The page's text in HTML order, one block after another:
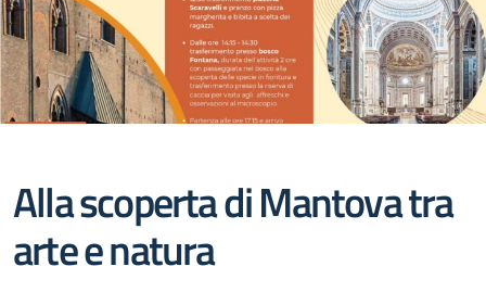
Alla scoperta di Mantova tra
arte e natura